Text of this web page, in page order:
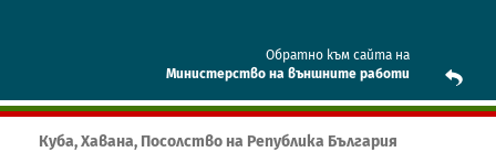
Обратно към сайта на
Mинистерство на външните работи
Куба, Хавана, Посолство на Република България